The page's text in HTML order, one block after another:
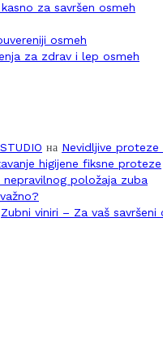
za savršen osmeh
osmeh
za zdrav i lep osmeh
на Nevidljive
higijene fiksne proteze
položaja zuba
Zubni viniri – Za vaš savršeni